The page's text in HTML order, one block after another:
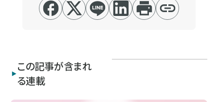
この記事が含まれ
る連載